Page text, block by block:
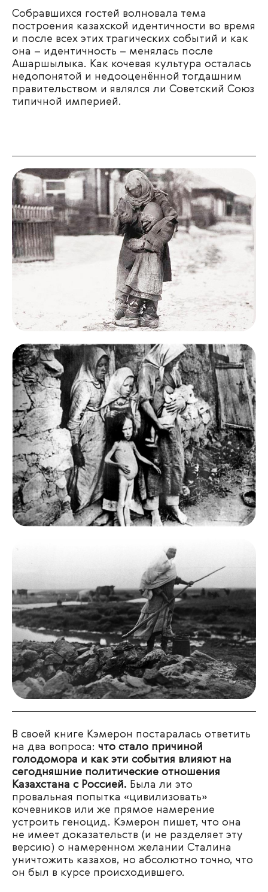
Собравшихся гостей волновала тема
построения казахской идентичности во время
и после всех этих трагических событий и как
она – идентичность – менялась после
Ашаршылыка. Как кочевая культура осталась
недопонятой и недооценённой тогдашним
правительством и являлся ли Советский Союз
типичной империей.
В своей книге Кэмерон постаралась ответить
на два вопроса: что стало причиной
голодомора и как эти события влияют на
сегодняшние политические отношения
Казахстана с Россией. Была ли это
провальная попытка «цивилизовать»
кочевников или же прямое намерение
устроить геноцид. Кэмерон пишет, что она
не имеет доказательств (и не разделяет эту
версию) о намеренном желании Сталина
уничтожить казахов, но абсолютно точно, что
он был в курсе происходившего.